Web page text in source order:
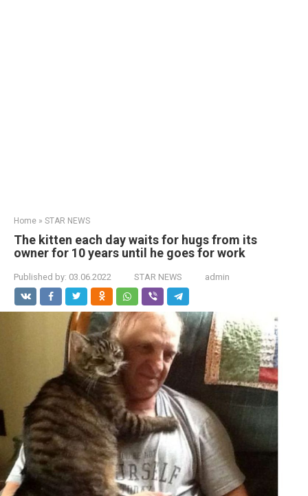
Home » STAR NEWS
The kitten each day waits for hugs from its
owner for 10 years until he goes for work
Published by: 03.06.2022 STAR NEWS admin